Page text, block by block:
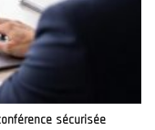
sécurisée